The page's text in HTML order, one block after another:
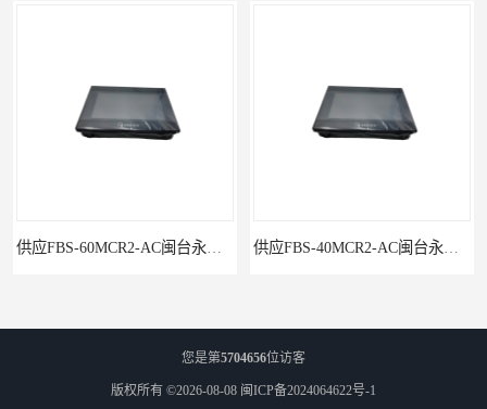
您是第5704656位访客
版权所有 ©2026-08-08 闽ICP备2024064622号-1